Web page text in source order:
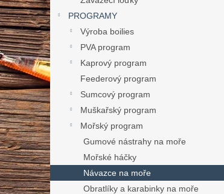
PROGRAMY
Výroba boilies
PVA program
Kaprový program
Feederový program
Sumcový program
Muškařský program
Mořský program
Gumové nástrahy na moře
Mořské háčky
Návazce na moře
Obratlíky a karabinky na moře